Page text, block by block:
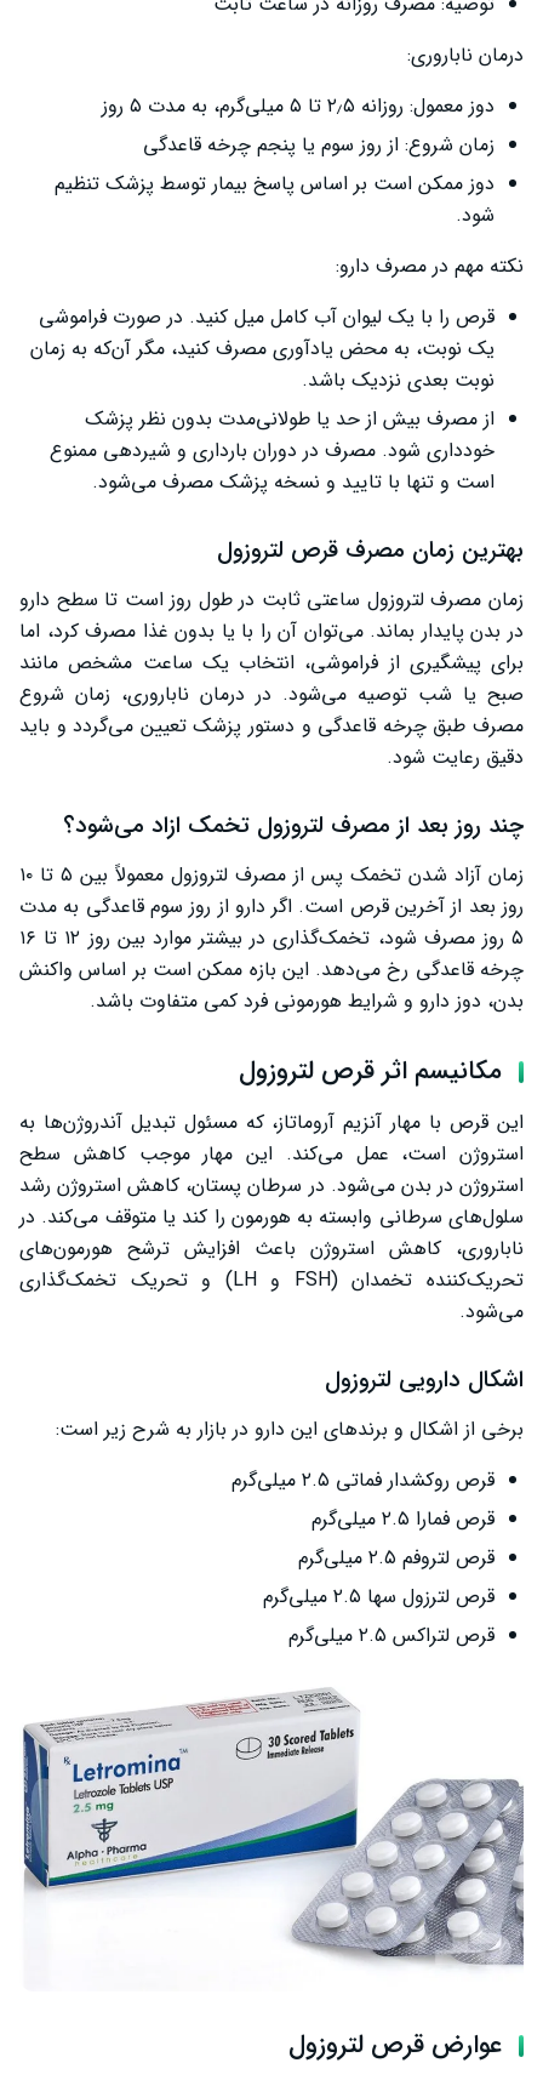
درمان ناباروری:
دوز معمول: روزانه ۲٫۵ تا ۵ میلی‌گرم، به مدت ۵ روز
زمان شروع: از روز سوم یا پنجم چرخه قاعدگی
دوز ممکن است بر اساس پاسخ بیمار توسط پزشک تنظیم
شود.
نکته مهم در مصرف دارو:
قرص را با یک لیوان آب کامل میل کنید. در صورت فراموشی
یک نوبت، به محض یادآوری مصرف کنید، مگر آن‌که به زمان
نوبت بعدی نزدیک باشد.
از مصرف بیش از حد یا طولانی‌مدت بدون نظر پزشک
خودداری شود. مصرف در دوران بارداری و شیردهی ممنوع
است و تنها با تایید و نسخه پزشک مصرف می‌شود.
بهترین زمان مصرف قرص لتروزول
زمان مصرف لتروزول ساعتی ثابت در طول روز است تا سطح دارو
در بدن پایدار بماند. می‌توان آن را با یا بدون غذا مصرف کرد، اما
برای پیشگیری از فراموشی، انتخاب یک ساعت مشخص مانند
صبح یا شب توصیه می‌شود. در درمان ناباروری، زمان شروع
مصرف طبق چرخه قاعدگی و دستور پزشک تعیین می‌گردد و باید
دقیق رعایت شود.
چند روز بعد از مصرف لتروزول تخمک ازاد می‌شود؟
زمان آزاد شدن تخمک پس از مصرف لتروزول معمولاً بین ۵ تا ۱۰
روز بعد از آخرین قرص است. اگر دارو از روز سوم قاعدگی به مدت
۵ روز مصرف شود، تخمک‌گذاری در بیشتر موارد بین روز ۱۲ تا ۱۶
چرخه قاعدگی رخ می‌دهد. این بازه ممکن است بر اساس واکنش
بدن، دوز دارو و شرایط هورمونی فرد کمی متفاوت باشد.
مکانیسم اثر قرص لتروزول
این قرص با مهار آنزیم آروماتاز، که مسئول تبدیل آندروژن‌ها به
استروژن است، عمل می‌کند. این مهار موجب کاهش سطح
استروژن در بدن می‌شود. در سرطان پستان، کاهش استروژن رشد
سلول‌های سرطانی وابسته به هورمون را کند یا متوقف می‌کند. در
ناباروری، کاهش استروژن باعث افزایش ترشح هورمون‌های
تحریک‌کننده تخمدان (FSH و LH) و تحریک تخمک‌گذاری
می‌شود.
اشکال دارویی لتروزول
برخی از اشکال و برندهای این دارو در بازار به شرح زیر است:
قرص روکشدار فماتی ۲.۵ میلی‌گرم
قرص فمارا ۲.۵ میلی‌گرم
قرص لتروفم ۲.۵ میلی‌گرم
قرص لترزول سها ۲.۵ میلی‌گرم
قرص لتراکس ۲.۵ میلی‌گرم
عوارض قرص لتروزول